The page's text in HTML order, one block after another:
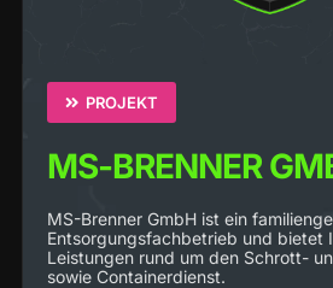
PROJEKT
MS-BRENNER
MS-Brenner GmbH ist ein
Entsorgungsfachbetrieb und bietet
Leistungen rund um den Schrott-
sowie Containerdienst.